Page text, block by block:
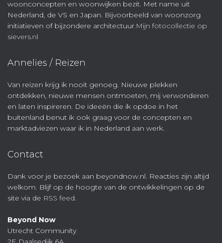
woonconcepten en woonwijken bezit. Met name uit
Nederland, de VS en Japan. Bijvoorbeeld van woonzorg
initiatieven of bijzondere architectuur.Mijn fotocollectie op
sievers.nl
Annelies / Reizen
Van reizen krijg ik nooit genoeg. Nieuwe plekken
ontdekken, nieuwe mensen ontmoeten, mij verwonderen
en laten inspireren. De ideeën die ik opdoe in het
buitenland benut ik ook graag voor de concepten en
marktadviezen waar ik in Nederland aan werk.
Contact
Dank voor je bezoek aan beyondnow.nl. Reacties zijn altijd
welkom. Blijf op de hoogte van de ontwikkelingen op de
site via de RSS feed.
Beyond Now
Utrecht Community